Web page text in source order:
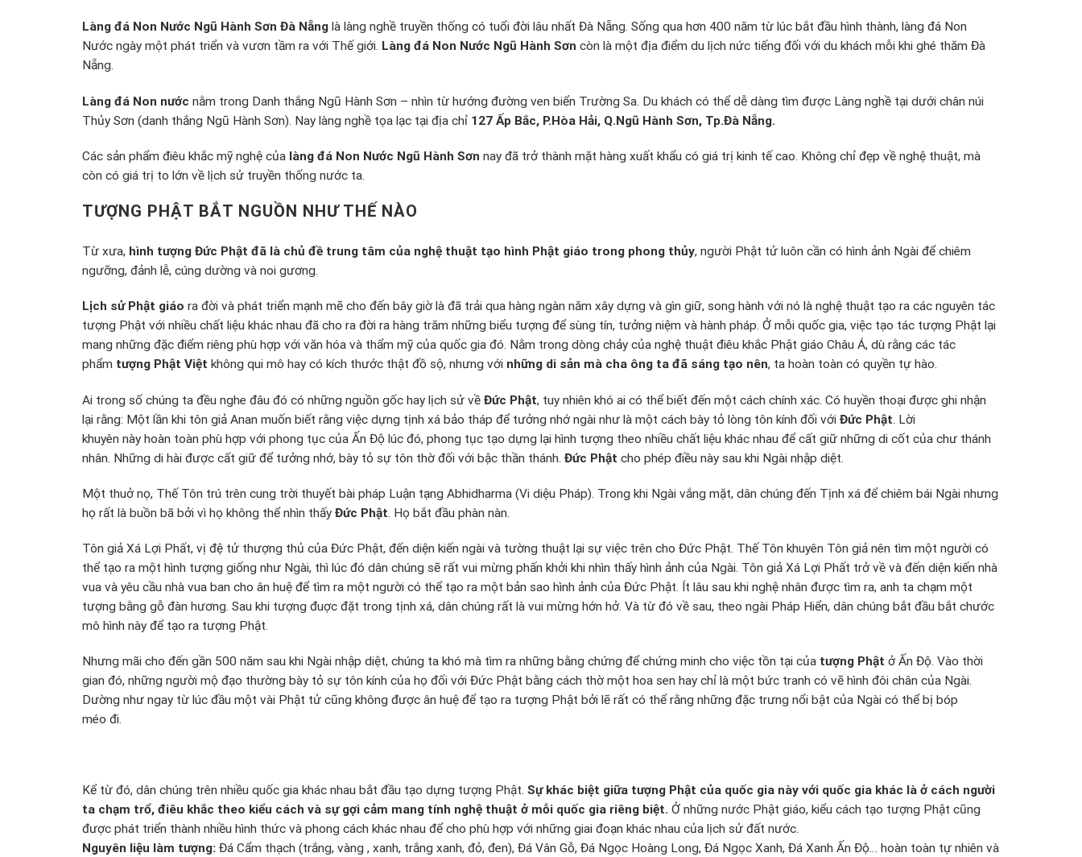
Làng đá Non Nước Ngũ Hành Sơn Đà Nẵng là làng nghề truyền thống có tuổi đời lâu nhất Đà Nẵng. Sống qua hơn 400 năm từ lúc bắt đầu hình thành, làng đá Non
Nước ngày một phát triển và vươn tầm ra với Thế giới. Làng đá Non Nước Ngũ Hành Sơn còn là một địa điểm du lịch nức tiếng đối với du khách mỗi khi ghé thăm Đà
Nẵng.
Làng đá Non nước nằm trong Danh thắng Ngũ Hành Sơn – nhìn từ hướng đường ven biển Trường Sa. Du khách có thể dễ dàng tìm được Làng nghề tại dưới chân núi
Thủy Sơn (danh thắng Ngũ Hành Sơn). Nay làng nghề tọa lạc tại địa chỉ 127 Ấp Bắc, P.Hòa Hải, Q.Ngũ Hành Sơn, Tp.Đà Nẵng.
Các sản phẩm điêu khắc mỹ nghệ của làng đá Non Nước Ngũ Hành Sơn nay đã trở thành mặt hàng xuất khẩu có giá trị kinh tế cao. Không chỉ đẹp về nghệ thuật, mà
còn có giá trị to lớn về lịch sử truyền thống nước ta.
TƯỢNG PHẬT BẮT NGUỒN NHƯ THẾ NÀO
Từ xưa, hình tượng Đức Phật đã là chủ đề trung tâm của nghệ thuật tạo hình Phật giáo trong phong thủy, người Phật tử luôn cần có hình ảnh Ngài để chiêm
ngưỡng, đảnh lễ, cúng dường và noi gương.
Lịch sử Phật giáo ra đời và phát triển mạnh mẽ cho đến bây giờ là đã trải qua hàng ngàn năm xây dựng và gìn giữ, song hành với nó là nghệ thuật tạo ra các nguyên tác
tượng Phật với nhiều chất liệu khác nhau đã cho ra đời ra hàng trăm những biểu tượng để sùng tín, tưởng niệm và hành pháp. Ở mỗi quốc gia, việc tạo tác tượng Phật lại
mang những đặc điểm riêng phù hợp với văn hóa và thẩm mỹ của quốc gia đó. Nằm trong dòng chảy của nghệ thuật điêu khắc Phật giáo Châu Á, dù rằng các tác
phẩm tượng Phật Việt không qui mô hay có kích thước thật đồ sộ, nhưng với những di sản mà cha ông ta đã sáng tạo nên, ta hoàn toàn có quyền tự hào.
Ai trong số chúng ta đều nghe đâu đó có những nguồn gốc hay lịch sử về Đức Phật, tuy nhiên khó ai có thể biết đến một cách chính xác. Có huyền thoại được ghi nhận
lại rằng: Một lần khi tôn giả Anan muốn biết rằng việc dựng tịnh xá bảo tháp để tưởng nhớ ngài như là một cách bày tỏ lòng tôn kính đối với Đức Phật . Lời
khuyên này hoàn toàn phù hợp với phong tục của Ấn Độ lúc đó, phong tục tạo dựng lại hình tượng theo nhiều chất liệu khác nhau để cất giữ những di cốt của chư thánh
nhân. Những di hài được cất giữ để tưởng nhớ, bày tỏ sự tôn thờ đối với bậc thần thánh. Đức Phật cho phép điều này sau khi Ngài nhập diệt.
Một thuở nọ, Thế Tôn trú trên cung trời thuyết bài pháp Luận tạng Abhidharma (Vi diệu Pháp). Trong khi Ngài vắng mặt, dân chúng đến Tịnh xá để chiêm bái Ngài nhưng
họ rất là buồn bã bởi vì họ không thể nhìn thấy Đức Phật. Họ bắt đầu phàn nàn.
Tôn giả Xá Lợi Phất, vị đệ tử thượng thủ của Đức Phật, đến diện kiến ngài và tường thuật lại sự việc trên cho Đức Phật. Thế Tôn khuyên Tôn giả nên tìm một người có
thể tạo ra một hình tượng giống như Ngài, thì lúc đó dân chúng sẽ rất vui mừng phấn khởi khi nhìn thấy hình ảnh của Ngài. Tôn giả Xá Lợi Phất trở về và đến diện kiến nhà
vua và yêu cầu nhà vua ban cho ân huệ để tìm ra một người có thể tạo ra một bản sao hình ảnh của Đức Phật. Ít lâu sau khi nghệ nhân được tìm ra, anh ta chạm một
tượng bằng gỗ đàn hương. Sau khi tượng đuợc đặt trong tịnh xá, dân chúng rất là vui mừng hớn hở. Và từ đó về sau, theo ngài Pháp Hiển, dân chúng bắt đầu bắt chước
mô hình này để tạo ra tượng Phật.
Nhưng mãi cho đến gần 500 năm sau khi Ngài nhập diệt, chúng ta khó mà tìm ra những bằng chứng để chứng minh cho việc tồn tại của tượng Phật ở Ấn Độ. Vào thời
gian đó, những người mộ đạo thường bày tỏ sự tôn kính của họ đối với Đức Phật bằng cách thờ một hoa sen hay chỉ là một bức tranh có vẽ hình đôi chân của Ngài.
Dường như ngay từ lúc đầu một vài Phật tử cũng không được ân huệ để tạo ra tượng Phật bởi lẽ rất có thể rằng những đặc trưng nổi bật của Ngài có thể bị bóp
méo đi.
Kể từ đó, dân chúng trên nhiều quốc gia khác nhau bắt đầu tạo dựng tượng Phật. Sự khác biệt giữa tượng Phật của quốc gia này với quốc gia khác là ở cách người
ta chạm trổ, điêu khắc theo kiểu cách và sự gợi cảm mang tính nghệ thuật ở mỗi quốc gia riêng biệt. Ở những nước Phật giáo, kiểu cách tạo tượng Phật cũng
được phát triển thành nhiều hình thức và phong cách khác nhau để cho phù hợp với những giai đoạn khác nhau của lịch sử đất nước.
Nguyên liệu làm tượng: Đá Cẩm thạch (trắng, vàng , xanh, trắng xanh, đỏ, đen), Đá Vân Gỗ, Đá Ngọc Hoàng Long, Đá Ngọc Xanh, Đá Xanh Ấn Độ… hoàn toàn tự nhiên và